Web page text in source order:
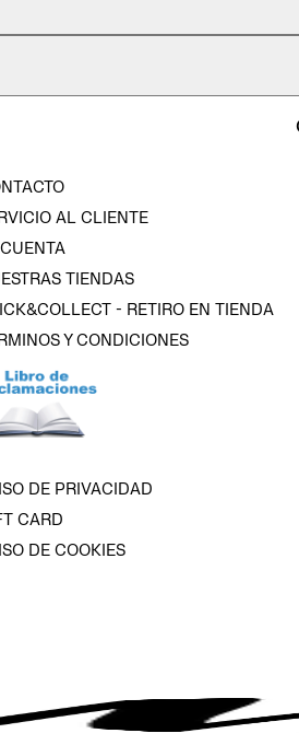
AL CLIENTE
TIENDAS
- RETIRO EN TIENDA
Y CONDICIONES
DE PRIVACIDAD
CARD
DE COOKIES